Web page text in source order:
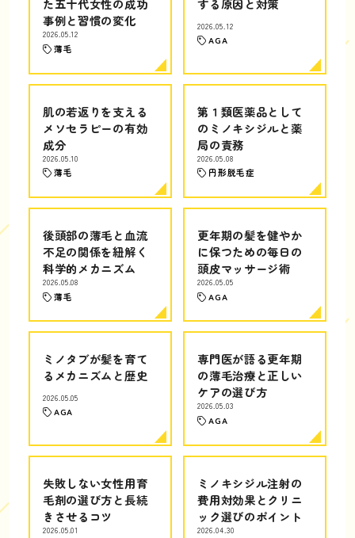
た五十代女性の成功
事例と習慣の変化
2026.05.12
薄毛
する原因と対策
2026.05.12
AGA
肌の若返りを支える
メソセラピーの有効
成分
2026.05.10
薄毛
第１類医薬品として
のミノキシジルと薬
局の責務
2026.05.08
円形脱毛症
後頭部の薄毛と血流
不足の関係を紐解く
科学的メカニズム
2026.05.08
薄毛
更年期の髪を健やか
に保つための毎日の
頭皮マッサージ術
2026.05.05
AGA
ミノタブが髪を育て
るメカニズムと歴史
2026.05.05
AGA
専門医が語る更年期
の薄毛治療と正しい
ケアの選び方
2026.05.03
AGA
失敗しない女性用育
毛剤の選び方と長続
きさせるコツ
2026.05.01
ミノキシジル注射の
費用対効果とクリニ
ック選びのポイント
2026.04.30